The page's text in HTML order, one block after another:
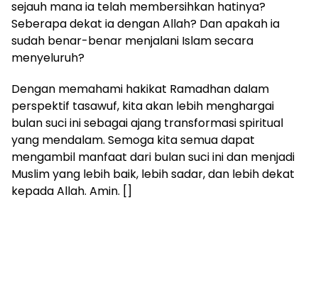
sejauh mana ia telah membersihkan hatinya?
Seberapa dekat ia dengan Allah? Dan apakah ia
sudah benar-benar menjalani Islam secara
menyeluruh?
Dengan memahami hakikat Ramadhan dalam
perspektif tasawuf, kita akan lebih menghargai
bulan suci ini sebagai ajang transformasi spiritual
yang mendalam. Semoga kita semua dapat
mengambil manfaat dari bulan suci ini dan menjadi
Muslim yang lebih baik, lebih sadar, dan lebih dekat
kepada Allah. Amin. []